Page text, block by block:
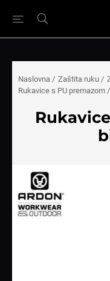
Naslovna / Zaštita ruku /
Rukavice s PU premazom /